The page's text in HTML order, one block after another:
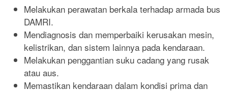
Melakukan perawatan berkala terhadap armada bus
DAMRI.
Mendiagnosis dan memperbaiki kerusakan mesin,
kelistrikan, dan sistem lainnya pada kendaraan.
Melakukan penggantian suku cadang yang rusak
atau aus.
Memastikan kendaraan dalam kondisi prima dan